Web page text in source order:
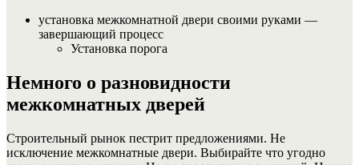
установка межкомнатной двери своими руками —
завершающий процесс
Установка порога
Немного о разновидности
межкомнатных дверей
Строительный рынок пестрит предложениями. Не
исключение межкомнатные двери. Выбирайте что угодно